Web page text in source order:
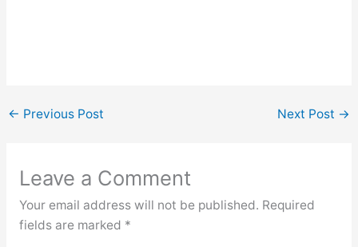
← Previous Post Next Post →
Leave a Comment
Your email address will not be published. Required
fields are marked *